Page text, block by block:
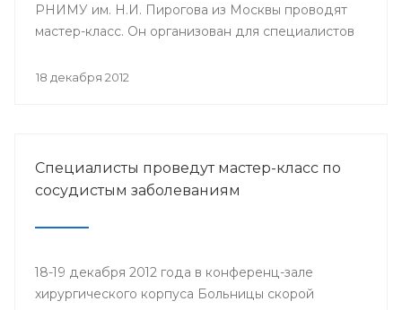
РНИМУ им. Н.И. Пирогова из Москвы проводят
мастер-класс. Он организован для специалистов
сосудистых центров и первичных сосудистых
медицинской помощи населению.
18 декабря 2012
Специалисты проведут мастер-класс по
сосудистым заболеваниям
18-19 декабря 2012 года в конференц-зале
хирургического корпуса Больницы скорой